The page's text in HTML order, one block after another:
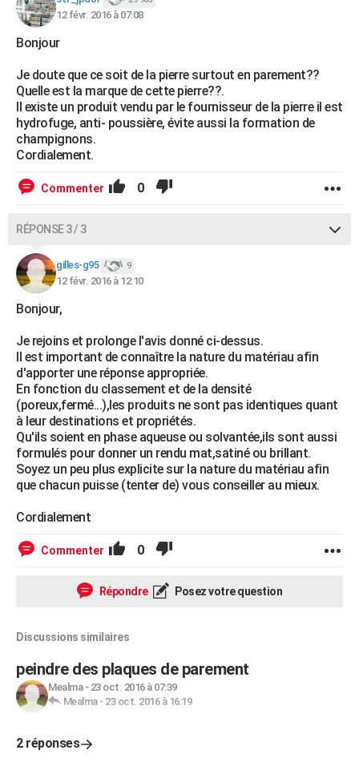
12 févr. 2016 à 07:08
Bonjour
Je doute que ce soit de la pierre surtout en parement??
Quelle est la marque de cette pierre??.
Il existe un produit vendu par le fournisseur de la pierre il est
hydrofuge, anti- poussière, évite aussi la formation de
champignons.
Cordialement.
Commenter 0
RÉPONSE 3 / 3
gilles-g95 9
12 févr. 2016 à 12:10
Bonjour,
Je rejoins et prolonge l'avis donné ci-dessus.
Il est important de connaître la nature du matériau afin
d'apporter une réponse appropriée.
En fonction du classement et de la densité
(poreux,fermé...),les produits ne sont pas identiques quant
à leur destinations et propriétés.
Qu'ils soient en phase aqueuse ou solvantée,ils sont aussi
formulés pour donner un rendu mat,satiné ou brillant.
Soyez un peu plus explicite sur la nature du matériau afin
que chacun puisse (tenter de) vous conseiller au mieux.
Cordialement
Commenter 0
Répondre Posez votre question
Discussions similaires
peindre des plaques de parement
Mealma- 23 oct. 2016 à 07:39
Mealma- 23 oct. 2016 à 16:19
2 réponses